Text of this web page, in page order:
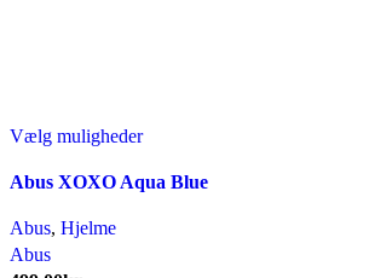
Vælg mulighederDette
har
Abus XOXO Aqua Blue
Abus, Hjelme
Abus